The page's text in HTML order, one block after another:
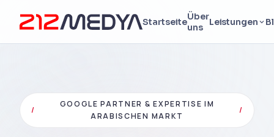
StartseiteÜber
uns
Leistungen
/
GOOGLE PARTNER & EXPERTISE IM
ARABISCHEN MARKT
/